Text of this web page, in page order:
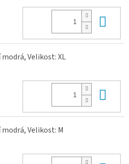
Velikost: XL
Velikost: M